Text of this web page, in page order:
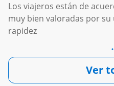
Los viajeros están de
muy bien valoradas por
rapidez
Ver